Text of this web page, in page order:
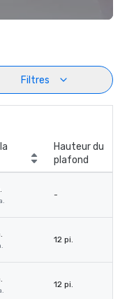
Filtres
Hauteur du
plafond
-
12 pi.
12 pi.